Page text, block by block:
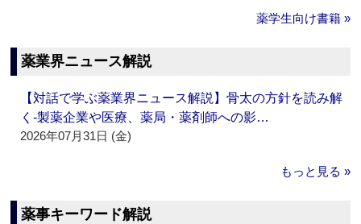
薬学生向け書籍 »
薬業界ニュース解説
【対話で学ぶ薬業界ニュース解説】骨太の方針を読み解
く‐製薬企業や医療、薬局・薬剤師への影…
2026年07月31日 (金)
もっと見る »
薬事キーワード解説